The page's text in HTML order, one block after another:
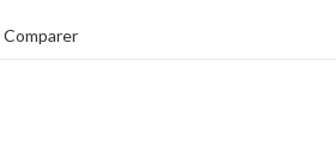
Comparer